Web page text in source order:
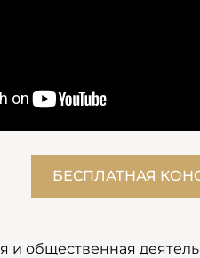
БЕСПЛАТНАЯ
и общественная